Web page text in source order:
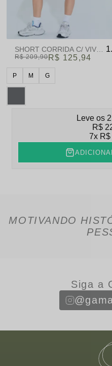
R$ 209,90R$ 125,94
P M G
Leve os
R$
7x
MOTIVANDO
Siga a